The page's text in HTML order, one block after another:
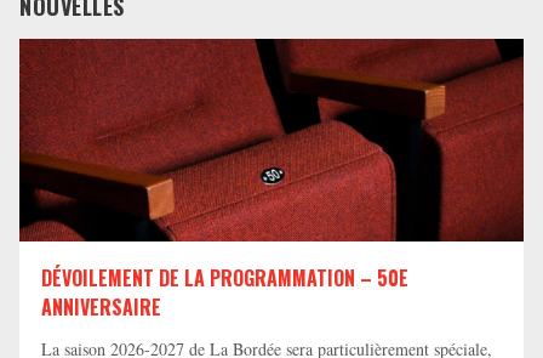
DÉVOILEMENT DE LA PROGRAMMATION – 50E
ANNIVERSAIRE
La saison 2026-2027 de La Bordée sera particulièrement spéciale,